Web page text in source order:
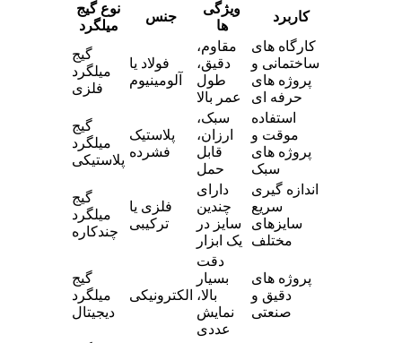
نوع گیج
میلگرد
جنس
ویژگی
ها
کاربرد
گیج
میلگرد
فلزی
فولاد یا
آلومینیوم
مقاوم،
دقیق،
طول
عمر بالا
کارگاه های
ساختمانی و
پروژه های
حرفه ای
گیج
میلگرد
پلاستیکی
پلاستیک
فشرده
سبک،
ارزان،
قابل
حمل
استفاده
موقت و
پروژه های
سبک
گیج
میلگرد
چندکاره
فلزی یا
ترکیبی
دارای
چندین
سایز در
یک ابزار
اندازه گیری
سریع
سایزهای
مختلف
گیج
میلگرد
دیجیتال
الکترونیکی
دقت
بسیار
بالا،
نمایش
عددی
پروژه های
دقیق و
صنعتی